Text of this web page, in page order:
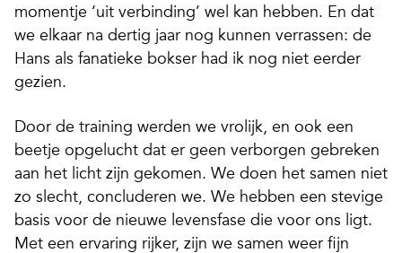
momentje ‘uit verbinding’ wel kan hebben. En dat
we elkaar na dertig jaar nog kunnen verrassen: de
Hans als fanatieke bokser had ik nog niet eerder
gezien.
Door de training werden we vrolijk, en ook een
beetje opgelucht dat er geen verborgen gebreken
aan het licht zijn gekomen. We doen het ­samen niet
zo slecht, concluderen we. We hebben een stevige
basis voor de nieuwe levensfase die voor ons ligt.
Met een ervaring rijker, zijn we samen weer fijn